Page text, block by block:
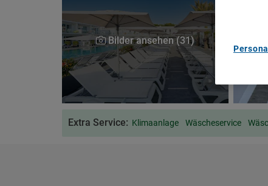
Bilder ansehen (31)
Extra Service: Klimaanlage Wäscheservice